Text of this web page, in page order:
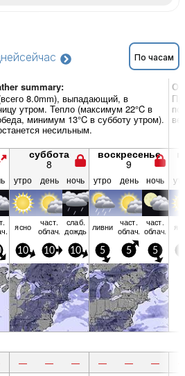
сейчас По часам
summary:
8.0mm), выпадающий, в
утром. Тепло (максимум 22°C в
минимум 13°C в субботу утром).
несильным.
суббота
8
воскресенье
9
утро день ночь утро день ночь
ясно част.
облач.
слаб.
дождь ливни част.
облач.
част.
облач.
10 10 10 5 5 5
— — — — — —